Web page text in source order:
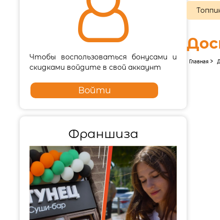

Чтобы воспользоваться бонусами и
скидками войдите в свой аккаунт
Войти
Франшиза
Главная >